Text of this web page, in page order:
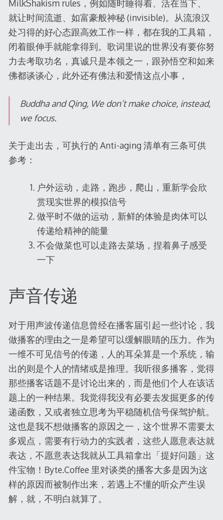
MilkShakism rules，例如随时睡得着、活在当下、
就让时间流逝、如富豪般神秘 (invisible)。从流浪汉
处习得的好心态跟高效工作一样，都在我的工具箱，
闭着眼伸手就能拿得到。歌词里说的世界没有要你努
力去考取功名，真诚只是本领之一，跟孙悟空和如来
佛都谈谈心，此外还有佛法和爱情这点小事，
Buddha and Qing, We don’t make choice, instead,
we focus.
关于走出去，可执行的 Anti-aging 清单有三条可供
参考：
户外运动，走路，跑步，爬山，重新学会欣
赏现实世界的模拟信号
做平时不做的运动，新鲜的体验是肉体可以
传递给精神的能量
不会做菜也可以走路去菜场，捏着鼻子感受
一下
声音传递
对于用声波传递信息曾经在播客届引起一些讨论，我
做播客的理由之一是希望可以缓解眼睛的压力。作为
一维不可见信号的传递，人的耳朵算是一个系统，输
出的则是个人的情绪或是推理。我听很多播客，觉得
那些播客话题不是讨论出来的，而是他们个人在该话
题上的一种结果。我觉得我没有必要去发掘更多的传
递函数，又或者独立思考为平稳随机信号保驾护航。
这也是我不想做播客的原因之一，这个世界不需要太
多观点，需要有行动力的实践者，这些人愿意表达就
表达，不愿意表达我就从工具箱拿出「提好问题」这
件宝物！Byte.Coffee 里对谈类的播客大多是因为这
样的原因而被制作出来，若遇上不懂的听众产生误
解，就，不明白就算了。